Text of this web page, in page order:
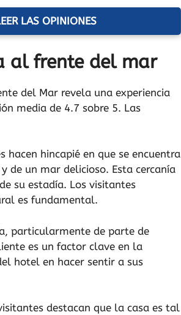
LAS OPINIONES
al frente del mar
del Mar revela una experiencia
media de 4.7 sobre 5. Las
hacen hincapié en que se encuentra
un mar delicioso. Esta cercanía
su estadía. Los visitantes
es fundamental.
particularmente de parte de
es un factor clave en la
hotel en hacer sentir a sus
destacan que la casa es tal